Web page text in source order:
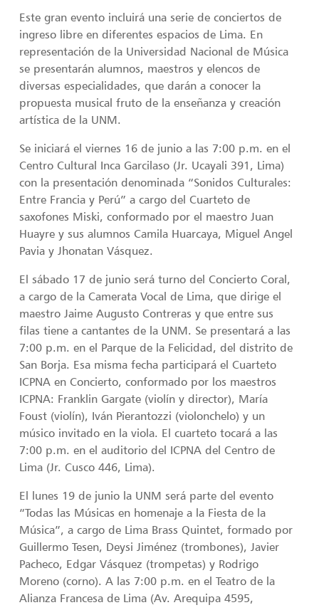
Este gran evento incluirá una serie de conciertos de
ingreso libre en diferentes espacios de Lima. En
representación de la Universidad Nacional de Música
se presentarán alumnos, maestros y elencos de
diversas especialidades, que darán a conocer la
propuesta musical fruto de la enseñanza y creación
artística de la UNM.
Se iniciará el viernes 16 de junio a las 7:00 p.m. en el
Centro Cultural Inca Garcilaso (Jr. Ucayali 391, Lima)
con la presentación denominada “Sonidos Culturales:
Entre Francia y Perú” a cargo del Cuarteto de
saxofones Miski, conformado por el maestro Juan
Huayre y sus alumnos Camila Huarcaya, Miguel Angel
Pavia y Jhonatan Vásquez.
El sábado 17 de junio será turno del Concierto Coral,
a cargo de la Camerata Vocal de Lima, que dirige el
maestro Jaime Augusto Contreras y que entre sus
filas tiene a cantantes de la UNM. Se presentará a las
7:00 p.m. en el Parque de la Felicidad, del distrito de
San Borja. Esa misma fecha participará el Cuarteto
ICPNA en Concierto, conformado por los maestros
ICPNA: Franklin Gargate (violín y director), María
Foust (violín), Iván Pierantozzi (violonchelo) y un
músico invitado en la viola. El cuarteto tocará a las
7:00 p.m. en el auditorio del ICPNA del Centro de
Lima (Jr. Cusco 446, Lima).
El lunes 19 de junio la UNM será parte del evento
“Todas las Músicas en homenaje a la Fiesta de la
Música”, a cargo de Lima Brass Quintet, formado por
Guillermo Tesen, Deysi Jiménez (trombones), Javier
Pacheco, Edgar Vásquez (trompetas) y Rodrigo
Moreno (corno). A las 7:00 p.m. en el Teatro de la
Alianza Francesa de Lima (Av. Arequipa 4595,